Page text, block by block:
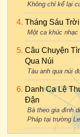
Không chỉ kể lại
Tháng Sáu
Một ca khúc
Câu Chuyện
Qua Núi
Tàu anh qua núi
Danh Ca Lệ
Đận
Bà theo gia đình
Pháp tại trường